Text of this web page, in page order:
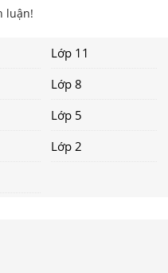
luận!
Lớp 11
Lớp 8
Lớp 5
Lớp 2